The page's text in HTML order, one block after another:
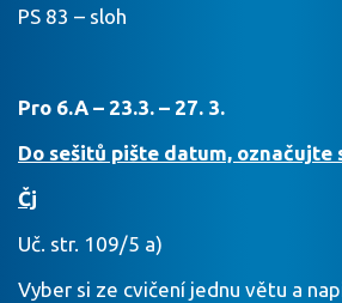
PS 83 – sloh
Pro 6.A – 23.3. – 27. 3.
Do sešitů pište datum, označujte
Čj
Uč. str. 109/5 a)
Vyber si ze cvičení jednu větu a